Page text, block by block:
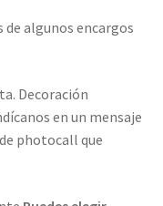
algunos encargos
Decoración
en un mensaje
photocall que